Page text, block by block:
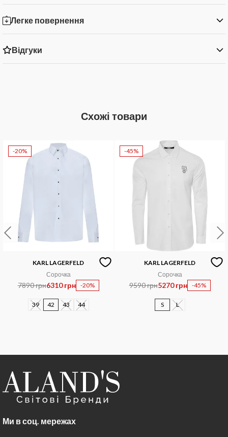
Легке повернення
Відгуки
Схожі товари
-20%
KARL LAGERFELD
Сорочка
7890 грн6310 грн -20%
39 42 43 44
-45%
KARL LAGERFELD
Сорочка
9590 грн5270 грн -45%
S L
Ми в соц. мережах